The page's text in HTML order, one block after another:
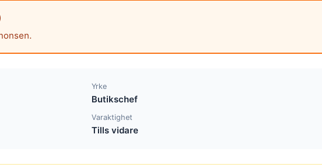
Yrke
Butikschef
Varaktighet
Tills vidare